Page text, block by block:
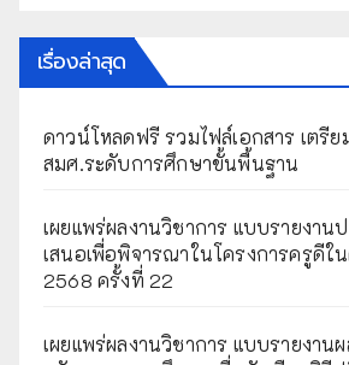
เรื่องล่าสุด
ดาวน์โหลดฟรี รวมไฟล์เอกสาร เตรีย
สมศ.ระดับการศึกษาขั้นพื้นฐาน
เผยแพร่ผลงานวิชาการ แบบรายงาน
เสนอเพื่อพิจารณาในโครงการครูดีใ
2568 ครั้งที่ 22
เผยแพร่ผลงานวิชาการ แบบรายงาน